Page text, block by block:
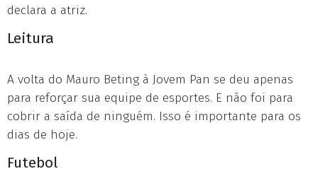
declara a atriz.
Leitura
A volta do Mauro Beting à Jovem Pan se deu apenas
para reforçar sua equipe de esportes. E não foi para
cobrir a saída de ninguém. Isso é importante para os
dias de hoje.
Futebol